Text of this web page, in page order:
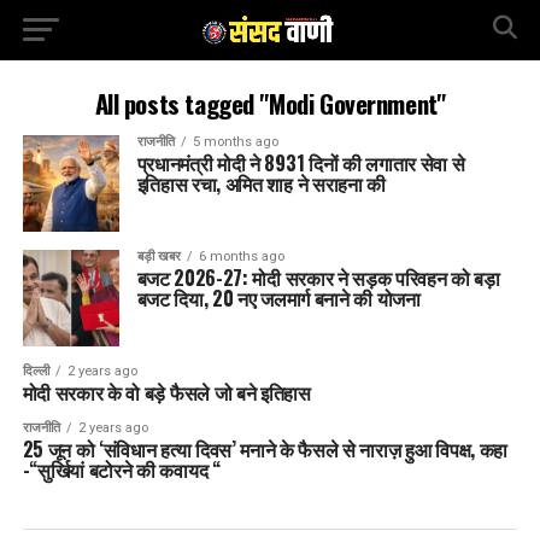
All posts tagged "Modi Government"
राजनीति 5 months ago
प्रधानमंत्री मोदी ने 8931 दिनों की लगातार सेवा से
इतिहास रचा, अमित शाह ने सराहना की
बड़ी खबर 6 months ago
बजट 2026-27: मोदी सरकार ने सड़क परिवहन को बड़ा
बजट दिया, 20 नए जलमार्ग बनाने की योजना
दिल्ली 2 years ago
मोदी सरकार के वो बड़े फैसले जो बने इतिहास
राजनीति 2 years ago
25 जून को ‘संविधान हत्या दिवस’ मनाने के फैसले से नाराज़ हुआ विपक्ष, कहा
-“सुर्खियां बटोरने की कवायद “